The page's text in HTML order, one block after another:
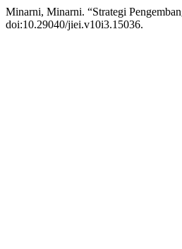
Minarni, Minarni. “Strategi
doi:10.29040/jiei.v10i3.15036.